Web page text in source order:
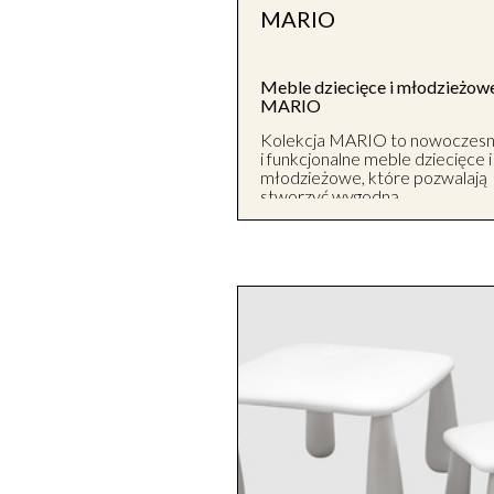
MARIO
Meble dziecięce i
MARIO
Kolekcja MARIO to
i funkcjonalne meble dziecięce i
młodzieżowe, które pozwalają
stworzyć wygodną,
uporządkowaną oraz przytulną
oraz niewielkie drewniane
wzornictwu zestaw doskonale
sprawdzi się zarówno w pokoju
chłopca, dziewczynki, jak i
nastolatka.
W kolekcji MARIO znajdują się
praktyczne meble niezbędne